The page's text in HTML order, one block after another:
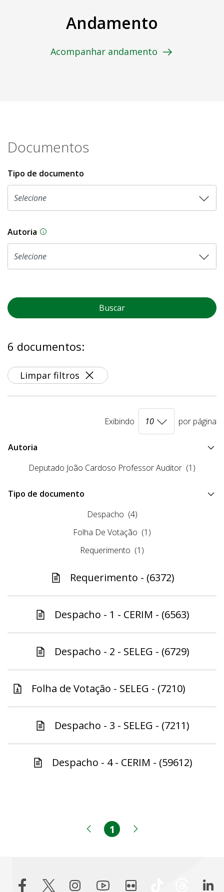
Andamento
Acompanhar andamento
Documentos
Tipo de documento
Autoria As proposições legislativas na CLDF podem
Buscar
6 documentos:
Limpar filtros
Exibindo por página
Autoria
Deputado João Cardoso Professor Auditor (1)
Tipo de documento
Despacho (4)
Folha De Votação (1)
Requerimento (1)
Requerimento - (6372)
Despacho - 1 - CERIM - (6563)
Despacho - 2 - SELEG - (6729)
Folha de Votação - SELEG - (7210)
Despacho - 3 - SELEG - (7211)
Despacho - 4 - CERIM - (59612)
Página anterior
Página
1